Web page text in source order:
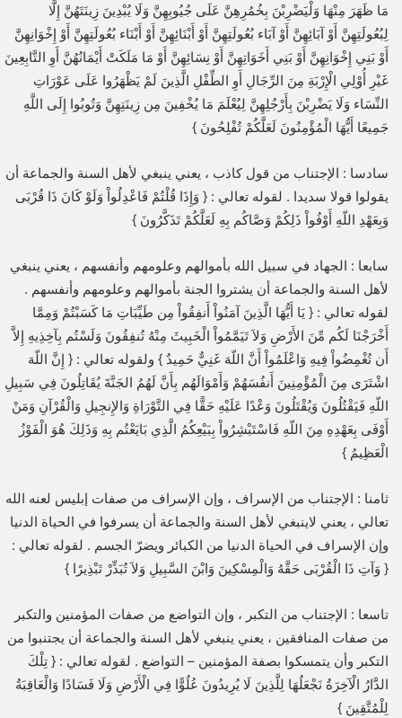
مَا ظَهَرَ مِنْهَا وَلْيَضْرِبْنَ بِخُمُرِهِنَّ عَلَى جُيُوبِهِنَّ وَلَا يُبْدِينَ زِينَتَهُنَّ إِلَّا
لِبُعُولَتِهِنَّ أَوْ آبَائِهِنَّ أَوْ آبَاء بُعُولَتِهِنَّ أَوْ أَبْنَائِهِنَّ أَوْ أَبْنَاء بُعُولَتِهِنَّ أَوْ إِخْوَانِهِنَّ
أَوْ بَنِي إِخْوَانِهِنَّ أَوْ بَنِي أَخَوَاتِهِنَّ أَوْ نِسَائِهِنَّ أَوْ مَا مَلَكَتْ أَيْمَانُهُنَّ أَوِ التَّابِعِينَ
غَيْرِ أُوْلِي الْإِرْبَةِ مِنَ الرِّجَالِ أَوِ الطِّفْلِ الَّذِينَ لَمْ يَظْهَرُوا عَلَى عَوْرَاتِ
النِّسَاء وَلَا يَضْرِبْنَ بِأَرْجُلِهِنَّ لِيُعْلَمَ مَا يُخْفِينَ مِن زِينَتِهِنَّ وَتُوبُوا إِلَى اللَّهِ
جَمِيعًا أَيُّهَا الْمُؤْمِنُونَ لَعَلَّكُمْ تُفْلِحُونَ }
سادسا : الإجتناب من قول كاذب ، يعني ينبغي لأهل السنة والجماعة أن
يقولوا قولا سديدا . لقوله تعالي : { وَإِذَا قُلْتُمْ فَاعْدِلُواْ وَلَوْ كَانَ ذَا قُرْبَى
وَبِعَهْدِ اللّهِ أَوْفُواْ ذَلِكُمْ وَصَّاكُم بِهِ لَعَلَّكُمْ تَذَكَّرُونَ }
سابعا : الجهاد في سبيل الله بأموالهم وعلومهم وأنفسهم ، يعني ينبغي
لأهل السنة والجماعة أن يشتروا الجنة بأموالهم وعلومهم وأنفسهم .
لقوله تعالي : { يَا أَيُّهَا الَّذِينَ آمَنُواْ أَنفِقُواْ مِن طَيِّبَاتِ مَا كَسَبْتُمْ وَمِمَّا
أَخْرَجْنَا لَكُم مِّنَ الأَرْضِ وَلاَ تَيَمَّمُواْ الْخَبِيثَ مِنْهُ تُنفِقُونَ وَلَسْتُم بِآخِذِيهِ إِلاَّ
أَن تُغْمِضُواْ فِيهِ وَاعْلَمُواْ أَنَّ اللّهَ غَنِيٌّ حَمِيدٌ } ولقوله تعالي : { إِنَّ اللّهَ
اشْتَرَى مِنَ الْمُؤْمِنِينَ أَنفُسَهُمْ وَأَمْوَالَهُم بِأَنَّ لَهُمُ الجَنَّةَ يُقَاتِلُونَ فِي سَبِيلِ
اللّهِ فَيَقْتُلُونَ وَيُقْتَلُونَ وَعْدًا عَلَيْهِ حَقًّا فِي التَّوْرَاةِ وَالإِنجِيلِ وَالْقُرْآنِ وَمَنْ
أَوْفَى بِعَهْدِهِ مِنَ اللّهِ فَاسْتَبْشِرُواْ بِبَيْعِكُمُ الَّذِي بَايَعْتُم بِهِ وَذَلِكَ هُوَ الْفَوْزُ
الْعَظِيمُ }
ثامنا : الإجتناب من الإسراف ، وإن الإسراف من صفات إبليس لعنه الله
تعالي ، يعني لاينبغي لأهل السنة والجماعة أن يسرفوا في الحياة الدنيا
وإن الإسراف في الحياة الدنيا من الكبائر ويضرّ الجسم . لقوله تعالي :
{ وَآتِ ذَا الْقُرْبَى حَقَّهُ وَالْمِسْكِينَ وَابْنَ السَّبِيلِ وَلاَ تُبَذِّرْ تَبْذِيرًا }
تاسعا : الإجتناب من التكبر ، وإن التواضع من صفات المؤمنين والتكبر
من صفات المنافقين ، يعني ينبغي لأهل السنة والجماعة أن يجتنبوا من
التكبر وأن يتمسكوا بصفة المؤمنين – التواضع . لقوله تعالي : { تِلْكَ
الدَّارُ الْآخِرَةُ نَجْعَلُهَا لِلَّذِينَ لَا يُرِيدُونَ عُلُوًّا فِي الْأَرْضِ وَلَا فَسَادًا وَالْعَاقِبَةُ
لِلْمُتَّقِينَ }